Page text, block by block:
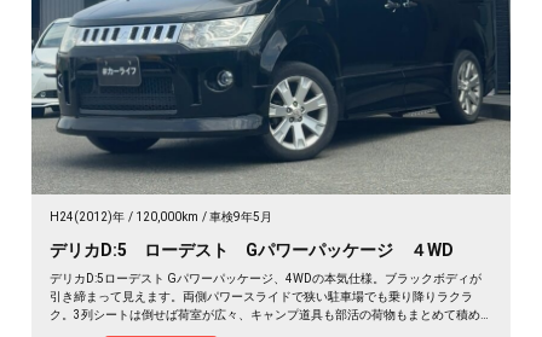
H24(2012)年 120,000km 車検9年5月
デリカD:5 ローデスト Gパワーパッケージ ４WD
デリカD:5ローデスト Gパワーパッケージ、4WDの本気仕様。ブラックボディが
引き締まって見えます。両側パワースライドで狭い駐車場でも乗り降りラクラ
ク。3列シートは倒せば荷室が広々、キャンプ道具も部活の荷物もまとめて積め